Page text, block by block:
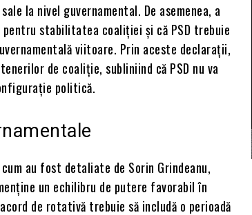
la nivel guvernamental. De asemenea, a
stabilitatea coaliției și că PSD trebuie
viitoare. Prin aceste declarații,
de coaliție, subliniind că PSD nu va
politică.
au fost detaliate de Sorin Grindeanu,
un echilibru de putere favorabil în
de rotativă trebuie să includă o perioadă